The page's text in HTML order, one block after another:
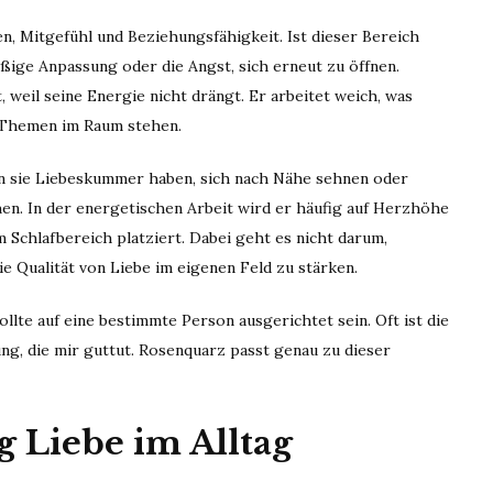
Mitgefühl und Beziehungsfähigkeit. Ist dieser Bereich
Anpassung oder die Angst, sich erneut zu öffnen.
weil seine Energie nicht drängt. Er arbeitet weich, was
im Raum stehen.
Liebeskummer haben, sich nach Nähe sehnen oder
In der energetischen Arbeit wird er häufig auf Herzhöhe
platziert. Dabei geht es nicht darum,
Qualität von Liebe im eigenen Feld zu stärken.
auf eine bestimmte Person ausgerichtet sein. Oft ist die
die mir guttut. Rosenquarz passt genau zu dieser
Liebe im Alltag